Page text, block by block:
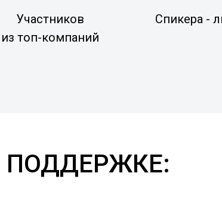
Участников
из топ-компаний
Спикера -